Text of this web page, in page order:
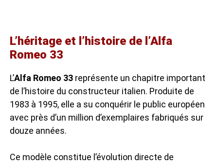
L’héritage et l’histoire de l’Alfa
Romeo 33
L’Alfa Romeo 33 représente un chapitre important
de l’histoire du constructeur italien. Produite de
1983 à 1995, elle a su conquérir le public européen
avec près d’un million d’exemplaires fabriqués sur
douze années.
Ce modèle constitue l’évolution directe de